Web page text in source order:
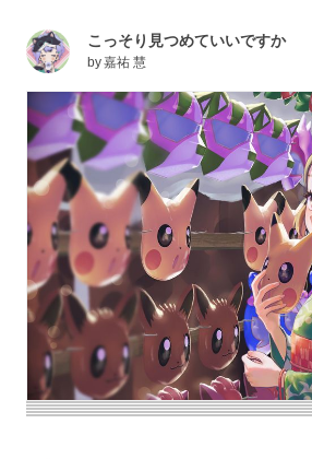
こっそり見つめていいですか
by嘉祐 慧